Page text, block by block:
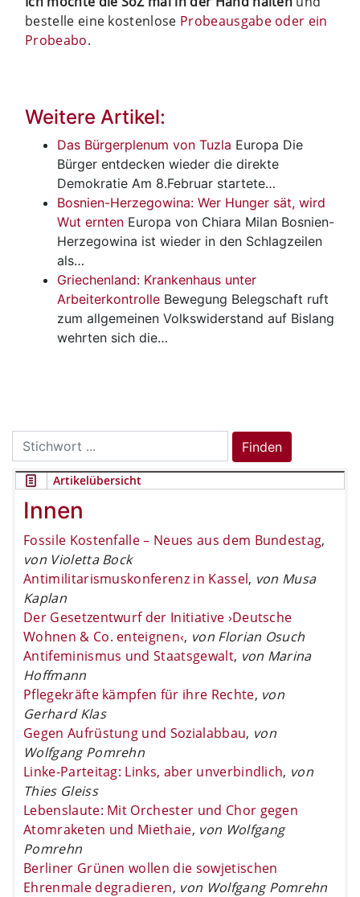
bestelle eine kostenlose Probeausgabe oder ein
Probeabo.
Weitere Artikel:
Das Bürgerplenum von Tuzla Europa Die
Bürger entdecken wieder die direkte
Demokratie Am 8.Februar startete…
Bosnien-Herzegowina: Wer Hunger sät, wird
Wut ernten Europa von Chiara Milan Bosnien-
Herzegowina ist wieder in den Schlagzeilen
als…
Griechenland: Krankenhaus unter
Arbeiterkontrolle Bewegung Belegschaft ruft
zum allgemeinen Volkswiderstand auf Bislang
wehrten sich die…
Search
for:
Finden
Artikelübersicht
Innen
Fossile Kostenfalle – Neues aus dem Bundestag,
von Violetta Bock
Antimilitarismuskonferenz in Kassel, von Musa
Kaplan
Der Gesetzentwurf der Initiative ›Deutsche
Wohnen & Co. enteignen‹, von Florian Osuch
Antifeminismus und Staatsgewalt, von Marina
Hoffmann
Pflegekräfte kämpfen für ihre Rechte, von
Gerhard Klas
Gegen Aufrüstung und Sozialabbau, von
Wolfgang Pomrehn
Linke-Parteitag: Links, aber unverbindlich, von
Thies Gleiss
Lebenslaute: Mit Orchester und Chor gegen
Atomraketen und Miethaie, von Wolfgang
Pomrehn
Berliner Grünen wollen die sowjetischen
Ehrenmale degradieren, von Wolfgang Pomrehn